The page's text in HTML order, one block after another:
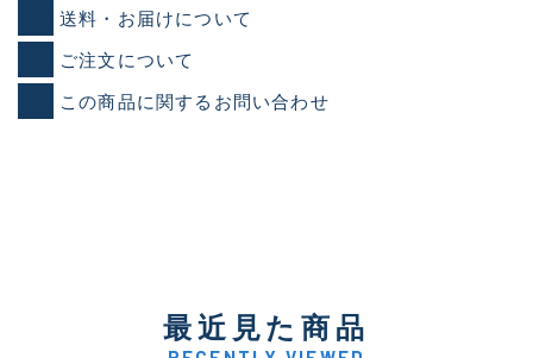
送料・お届けについて
ご注文について
この商品に関するお問い合わせ
最近見た商品